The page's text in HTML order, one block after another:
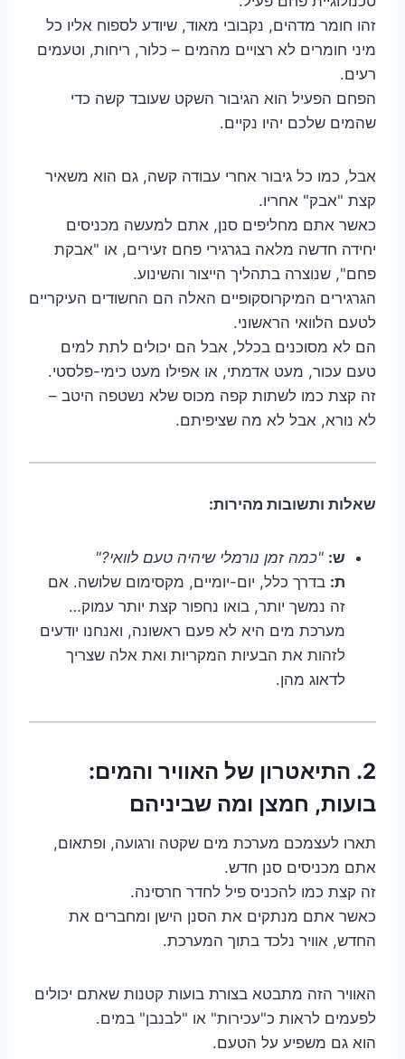
זהו חומר מדהים, נקבובי מאוד, שיודע לספוח אליו כל
מיני חומרים לא רצויים מהמים – כלור, ריחות, וטעמים
רעים.
הפחם הפעיל הוא הגיבור השקט שעובד קשה כדי
שהמים שלכם יהיו נקיים.
אבל, כמו כל גיבור אחרי עבודה קשה, גם הוא משאיר
קצת "אבק" אחריו.
כאשר אתם מחליפים סנן, אתם למעשה מכניסים
יחידה חדשה מלאה בגרגירי פחם זעירים, או "אבקת
פחם", שנוצרה בתהליך הייצור והשינוע.
הגרגירים המיקרוסקופיים האלה הם החשודים העיקריים
לטעם הלוואי הראשוני.
הם לא מסוכנים בכלל, אבל הם יכולים לתת למים
טעם עכור, מעט אדמתי, או אפילו מעט כימי-פלסטי.
זה קצת כמו לשתות קפה מכוס שלא נשטפה היטב –
לא נורא, אבל לא מה שציפיתם.
שאלות ותשובות מהירות:
ש: "כמה זמן נורמלי שיהיה טעם לוואי?"
ת: בדרך כלל, יום-יומיים, מקסימום שלושה. אם
זה נמשך יותר, בואו נחפור קצת יותר עמוק…
מערכת מים היא לא פעם ראשונה, ואנחנו יודעים
לזהות את הבעיות המקריות ואת אלה שצריך
לדאוג מהן.
2. התיאטרון של האוויר והמים:
בועות, חמצן ומה שביניהם
תארו לעצמכם מערכת מים שקטה ורגועה, ופתאום,
אתם מכניסים סנן חדש.
זה קצת כמו להכניס פיל לחדר חרסינה.
כאשר אתם מנתקים את הסנן הישן ומחברים את
החדש, אוויר נלכד בתוך המערכת.
האוויר הזה מתבטא בצורת בועות קטנות שאתם יכולים
לפעמים לראות כ"עכירות" או "לבנבן" במים.
הוא גם משפיע על הטעם.